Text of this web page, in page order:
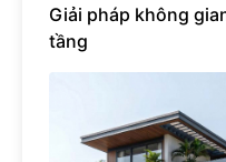
Giải pháp không
tầng